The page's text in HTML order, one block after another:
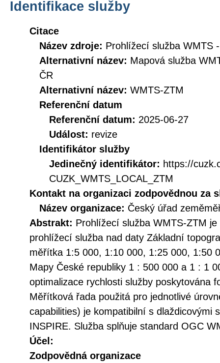
Identifikace služby
Citace
Název zdroje: Prohlížecí služba WMTS
Alternativní název: Mapová služba
ČR
Alternativní název: WMTS-ZTM
Referenční datum
Referenční datum: 2025-06-27
Událost: revize
Identifikátor služby
Jedinečný identifikátor: https://
CUZK_WMTS_LOCAL_ZTM
Kontakt na organizaci zodpovědnou za
Název organizace: Český úřad
Abstrakt: Prohlížecí služba WMTS-ZTM
prohlížecí služba nad daty Základní
měřítka 1:5 000, 1:10 000, 1:25 000, 1:50
Mapy České republiky 1 : 500 000 a 1 : 1
optimalizace rychlosti služby poskytována
Měřítková řada použitá pro jednotlivé
capabilities) je kompatibilní s dlaždicovými
INSPIRE. Služba splňuje standard OGC
Účel:
Zodpovědná organizace